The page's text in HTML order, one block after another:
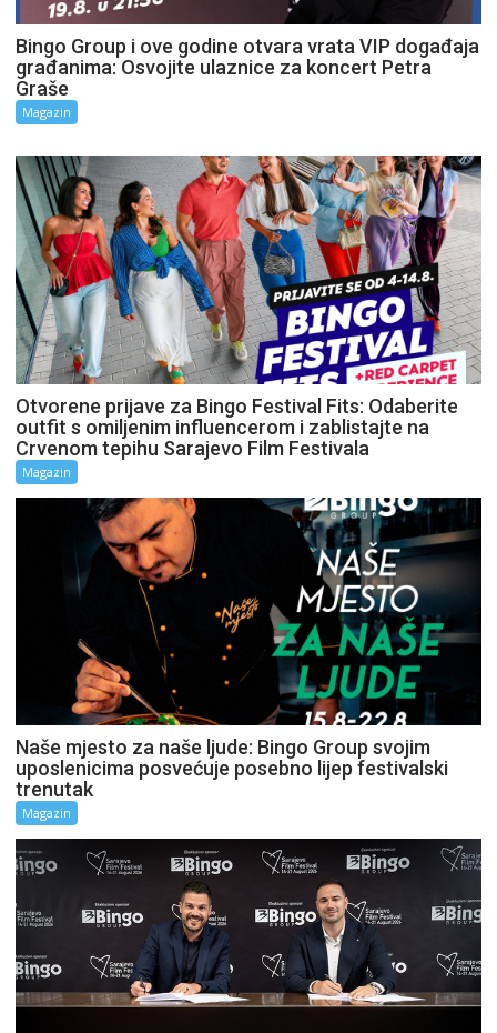
Bingo Group i ove godine otvara vrata VIP događaja
građanima: Osvojite ulaznice za koncert Petra
Graše
Magazin
Otvorene prijave za Bingo Festival Fits: Odaberite
outfit s omiljenim influencerom i zablistajte na
Crvenom tepihu Sarajevo Film Festivala
Magazin
Naše mjesto za naše ljude: Bingo Group svojim
uposlenicima posvećuje posebno lijep festivalski
trenutak
Magazin